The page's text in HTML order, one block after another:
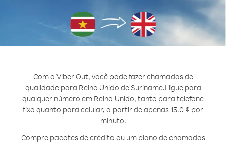
Com o Viber Out, você pode fazer chamadas de
qualidade para Reino Unido de Suriname.Ligue para
qualquer número em Reino Unido, tanto para telefone
fixo quanto para celular, a partir de apenas 15.0 ¢ por
minuto.
Compre pacotes de crédito ou um plano de chamadas